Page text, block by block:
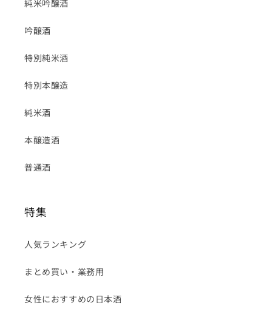
純米吟醸酒
吟醸酒
特別純米酒
特別本醸造
純米酒
本醸造酒
普通酒
特集
人気ランキング
まとめ買い・業務用
女性におすすめの日本酒